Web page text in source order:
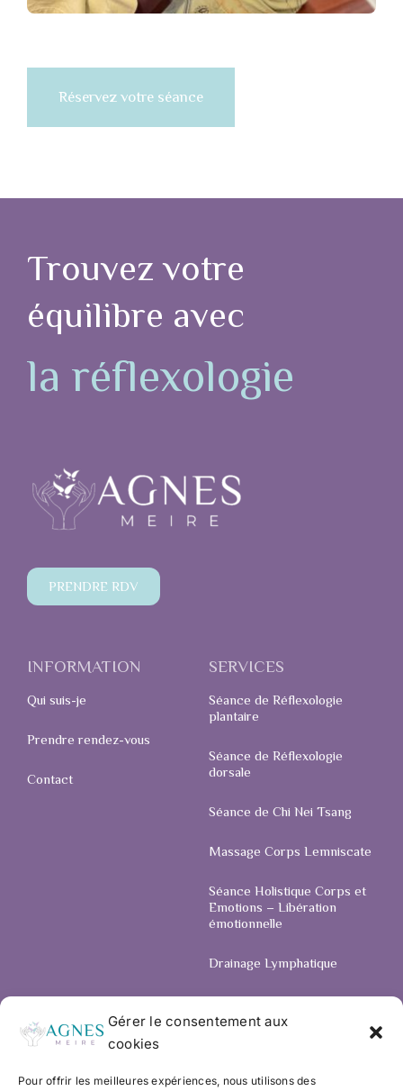
Gérer le consentement aux
cookies
Pour offrir les meilleures expériences, nous utilisons des
Réservez votre séance
Trouvez votre
équilibre avec
la réflexologie
PRENDRE RDV
INFORMATION
Qui suis-je
Prendre rendez-vous
Contact
SERVICES
Séance de Réflexologie
plantaire
Séance de Réflexologie
dorsale
Séance de Chi Nei Tsang
Massage Corps Lemniscate
Séance Holistique Corps et
Emotions – Libération
émotionnelle
Drainage Lymphatique
LEGAL
© Copyright Agnès Meire -